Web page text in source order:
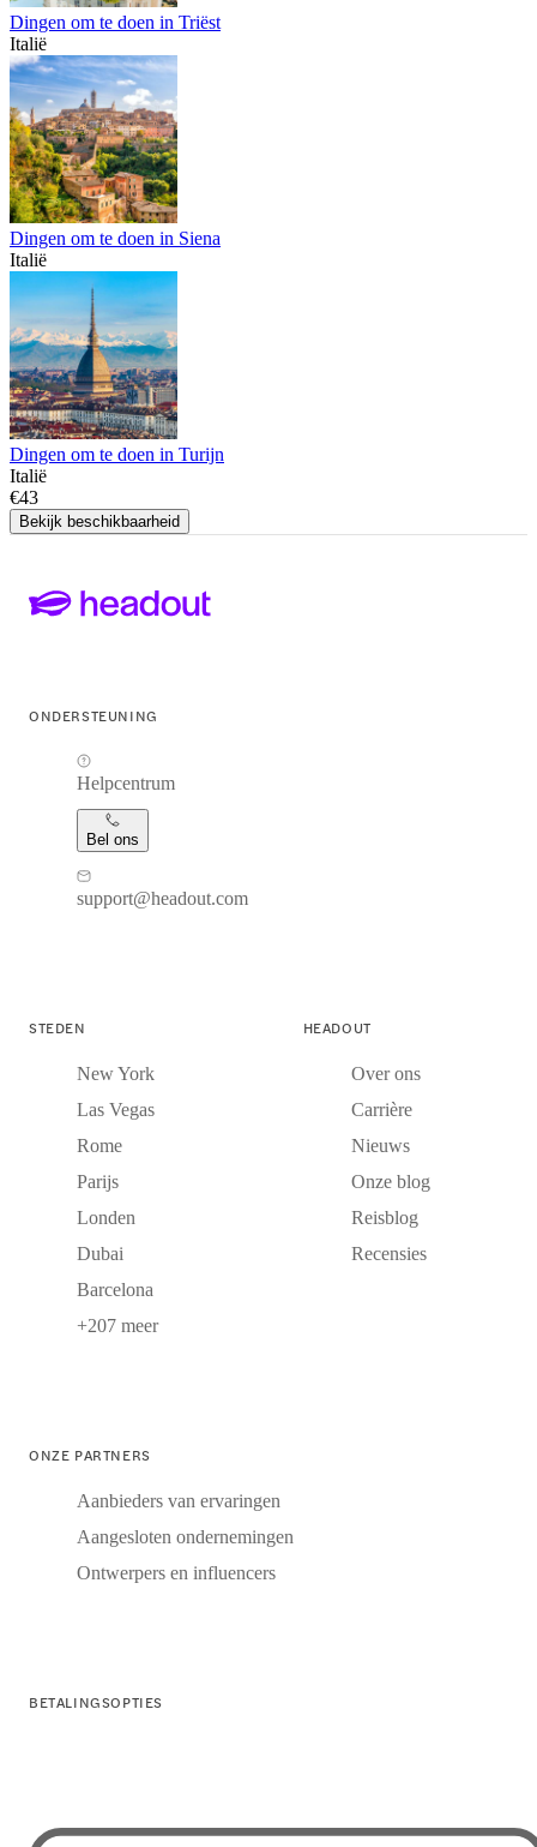
Dingen om te doen in Triëst
Italië
Dingen om te doen in Siena
Italië
Dingen om te doen in Turijn
Italië
€43
Bekijk beschikbaarheid
ONDERSTEUNING
Helpcentrum
Bel ons
support@headout.com
STEDEN
New York
Las Vegas
Rome
Parijs
Londen
Dubai
Barcelona
+207 meer
HEADOUT
Over ons
Carrière
Nieuws
Onze blog
Reisblog
Recensies
ONZE PARTNERS
Aanbieders van ervaringen
Aangesloten ondernemingen
Ontwerpers en influencers
BETALINGSOPTIES